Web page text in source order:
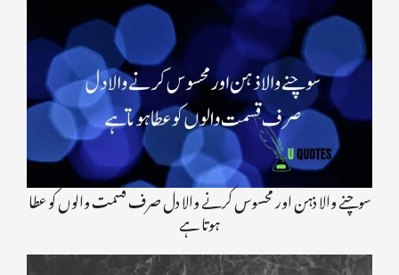
سوچنے والا ذہن اور محسوس کرنے والا دل صرف قسمت والوں کو عطا
ہوتا ہے